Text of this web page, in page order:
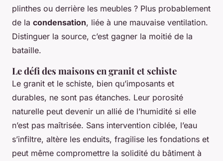
plinthes ou derrière les meubles ? Plus probablement
de la condensation, liée à une mauvaise ventilation.
Distinguer la source, c’est gagner la moitié de la
bataille.
Le défi des maisons en granit et schiste
Le granit et le schiste, bien qu’imposants et
durables, ne sont pas étanches. Leur porosité
naturelle peut devenir un allié de l’humidité si elle
n’est pas maîtrisée. Sans intervention ciblée, l’eau
s’infiltre, altère les enduits, fragilise les fondations et
peut même compromettre la solidité du bâtiment à